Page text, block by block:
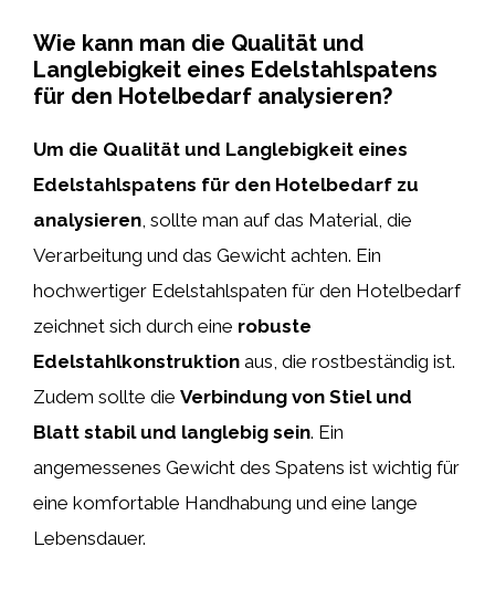
Wie kann man die Qualität und
Langlebigkeit eines Edelstahlspatens
für den Hotelbedarf analysieren?
Um die Qualität und Langlebigkeit eines
Edelstahlspatens für den Hotelbedarf zu
analysieren, sollte man auf das Material, die
Verarbeitung und das Gewicht achten. Ein
hochwertiger Edelstahlspaten für den Hotelbedarf
zeichnet sich durch eine robuste
Edelstahlkonstruktion aus, die rostbeständig ist.
Zudem sollte die Verbindung von Stiel und
Blatt stabil und langlebig sein. Ein
angemessenes Gewicht des Spatens ist wichtig für
eine komfortable Handhabung und eine lange
Lebensdauer.